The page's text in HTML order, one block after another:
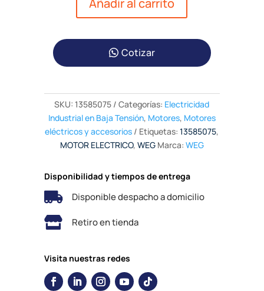
Añadir al carrito
Cotizar
SKU:13585075 Categorías: Electricidad
Industrial en Baja Tensión, Motores, Motores
eléctricos y accesorios
Etiquetas:13585075,
MOTOR ELECTRICO, WEG Marca: WEG
Disponibilidad y tiempos de entrega
 Disponible despacho a domicilio
 Retiro en tienda
Visita nuestras redes